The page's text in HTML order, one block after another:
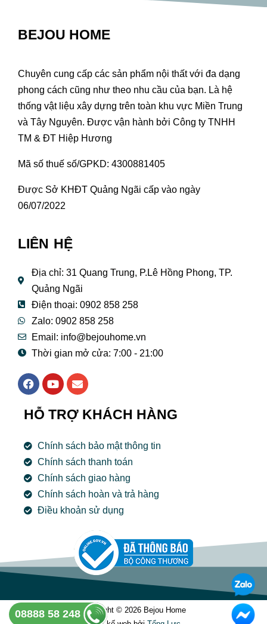
BEJOU HOME
Chuyên cung cấp các sản phẩm nội thất với đa dạng
phong cách cũng như theo nhu cầu của bạn. Là hệ
thống vật liệu xây dựng trên toàn khu vực Miền Trung
và Tây Nguyên. Được vận hành bởi Công ty TNHH
TM & ĐT Hiệp Hương
Mã số thuế số/GPKD: 4300881405
Được Sở KHĐT Quảng Ngãi cấp vào ngày
06/07/2022
LIÊN HỆ
Địa chỉ: 31 Quang Trung, P.Lê Hồng Phong, TP.
Quảng Ngãi
Điện thoại: 0902 858 258
Zalo: 0902 858 258
Email: info@bejouhome.vn
Thời gian mở cửa: 7:00 - 21:00
F
a
e
b
o
k
Y
o
t
u
e
E
n
e
l
p
e
HỖ TRỢ KHÁCH HÀNG
Chính sách bảo mật thông tin
Chính sách thanh toán
Chính sách giao hàng
Chính sách hoàn và trả hàng
Điều khoản sử dụng
Copyright © 2026 Bejou Home
08888 58 248